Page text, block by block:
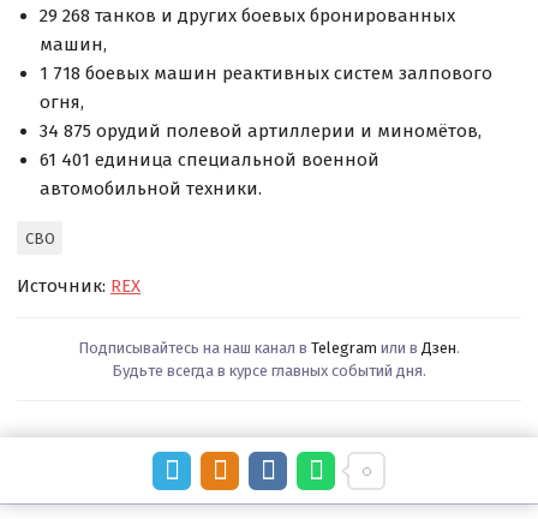
29 268 танков и других боевых бронированных
машин,
1 718 боевых машин реактивных систем залпового
огня,
34 875 орудий полевой артиллерии и миномётов,
61 401 единица специальной военной
автомобильной техники.
СВО
Источник: REX
Подписывайтесь на наш канал в Telegram или в Дзен.
Будьте всегда в курсе главных событий дня.